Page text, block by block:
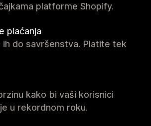
platforme Shopify.
plaćanja
ih do savršenstva. Platite tek
kako bi vaši korisnici
u rekordnom roku.